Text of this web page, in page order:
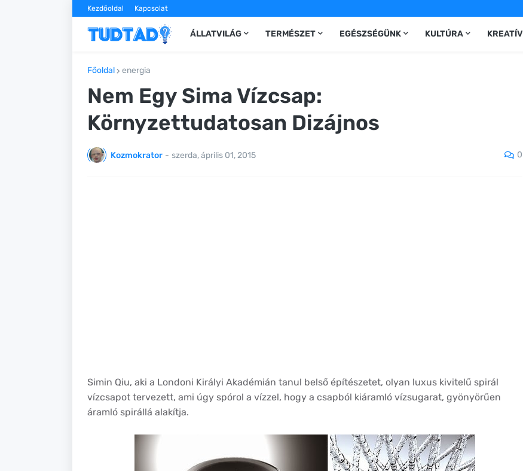
Kezdőoldal Kapcsolat
ÁLLATVILÁG TERMÉSZET EGÉSZSÉGÜNK KULTÚRA KREATÍV
Főoldal energia
Nem Egy Sima Vízcsap:
Környzettudatosan Dizájnos
Kozmokrator - szerda, április 01, 2015 0
Simin Qiu, aki a Londoni Királyi Akadémián tanul belső építészetet, olyan luxus kivitelű spirál
vízcsapot tervezett, ami úgy spórol a vízzel, hogy a csapból kiáramló vízsugarat, gyönyörűen
áramló spirállá alakítja.